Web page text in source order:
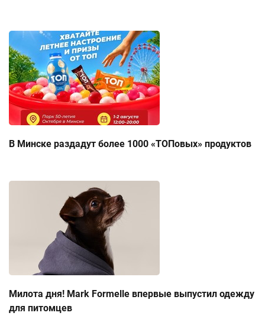
В Минске раздадут более 1000 «ТОПовых» продуктов
Милота дня! Mark Formelle впервые выпустил одежду
для питомцев